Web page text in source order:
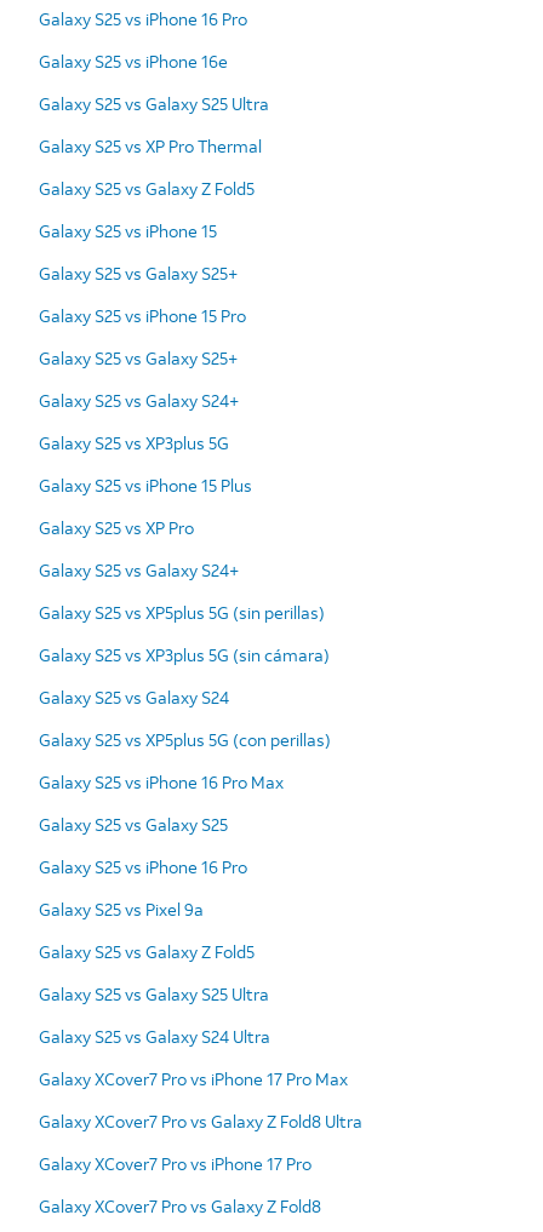
Galaxy S25 vs iPhone 16 Pro
Galaxy S25 vs iPhone 16e
Galaxy S25 vs Galaxy S25 Ultra
Galaxy S25 vs XP Pro Thermal
Galaxy S25 vs Galaxy Z Fold5
Galaxy S25 vs iPhone 15
Galaxy S25 vs Galaxy S25+
Galaxy S25 vs iPhone 15 Pro
Galaxy S25 vs Galaxy S25+
Galaxy S25 vs Galaxy S24+
Galaxy S25 vs XP3plus 5G
Galaxy S25 vs iPhone 15 Plus
Galaxy S25 vs XP Pro
Galaxy S25 vs Galaxy S24+
Galaxy S25 vs XP5plus 5G (sin perillas)
Galaxy S25 vs XP3plus 5G (sin cámara)
Galaxy S25 vs Galaxy S24
Galaxy S25 vs XP5plus 5G (con perillas)
Galaxy S25 vs iPhone 16 Pro Max
Galaxy S25 vs Galaxy S25
Galaxy S25 vs iPhone 16 Pro
Galaxy S25 vs Pixel 9a
Galaxy S25 vs Galaxy Z Fold5
Galaxy S25 vs Galaxy S25 Ultra
Galaxy S25 vs Galaxy S24 Ultra
Galaxy XCover7 Pro vs iPhone 17 Pro Max
Galaxy XCover7 Pro vs Galaxy Z Fold8 Ultra
Galaxy XCover7 Pro vs iPhone 17 Pro
Galaxy XCover7 Pro vs Galaxy Z Fold8